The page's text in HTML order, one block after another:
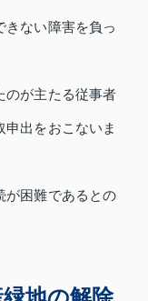
きない障害を負っ
のが主たる従事者
申出をおこないま
が困難であるとの